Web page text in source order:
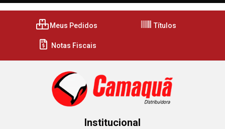
Meus Pedidos Títulos
Notas Fiscais
Institucional